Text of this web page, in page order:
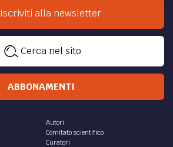
Iscriviti alla newsletter
Cerca nel sito
ABBONAMENTI
Autori
Comitato scientifico
Curatori